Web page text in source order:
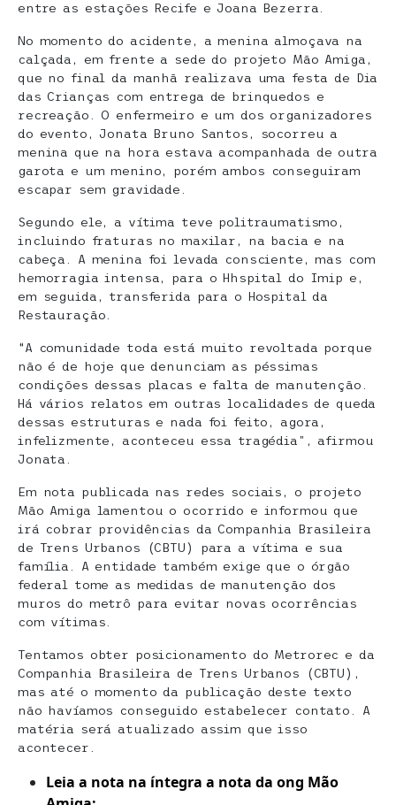
entre as estações Recife e Joana Bezerra.
No momento do acidente, a menina almoçava na
calçada, em frente a sede do projeto Mão Amiga,
que no final da manhã realizava uma festa de Dia
das Crianças com entrega de brinquedos e
recreação. O enfermeiro e um dos organizadores
do evento, Jonata Bruno Santos, socorreu a
menina que na hora estava acompanhada de outra
garota e um menino, porém ambos conseguiram
escapar sem gravidade.
Segundo ele, a vítima teve politraumatismo,
incluindo fraturas no maxilar, na bacia e na
cabeça. A menina foi levada consciente, mas com
hemorragia intensa, para o Hhspital do Imip e,
em seguida, transferida para o Hospital da
Restauração.
“A comunidade toda está muito revoltada porque
não é de hoje que denunciam as péssimas
condições dessas placas e falta de manutenção.
Há vários relatos em outras localidades de queda
dessas estruturas e nada foi feito, agora,
infelizmente, aconteceu essa tragédia”, afirmou
Jonata.
Em nota publicada nas redes sociais, o projeto
Mão Amiga lamentou o ocorrido e informou que
irá cobrar providências da Companhia Brasileira
de Trens Urbanos (CBTU) para a vítima e sua
família. A entidade também exige que o órgão
federal tome as medidas de manutenção dos
muros do metrô para evitar novas ocorrências
com vítimas.
Tentamos obter posicionamento do Metrorec e da
Companhia Brasileira de Trens Urbanos (CBTU),
mas até o momento da publicação deste texto
não havíamos conseguido estabelecer contato. A
matéria será atualizado assim que isso
acontecer.
Leia a nota na íntegra a nota da ong Mão